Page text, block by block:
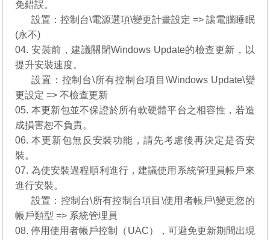
免錯誤。
設置：控制台\電源選項\變更計畫設定 => 讓電腦睡眠
(永不)
04. 安裝前，建議關閉Windows Update的檢查更新，以
提升安裝速度。
設置：控制台\所有控制台項目\Windows Update\變
更設定 => 不檢查更新
05. 本更新包並不保證於所有軟硬體平台之相容性，若造
成損害恕不負責。
06. 本更新包無反安裝功能，請先考慮後再決定是否安
裝。
07. 為使安裝過程順利進行，建議使用系統管理員帳戶來
進行安裝。
設置：控制台\所有控制台項目\使用者帳戶\變更您的
帳戶類型 => 系統管理員
08. 停用使用者帳戶控制（UAC），可避免更新期間出現